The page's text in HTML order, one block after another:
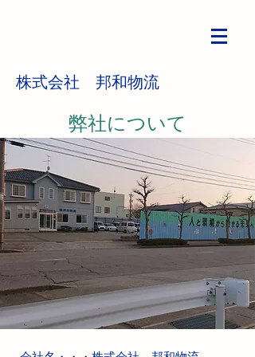
株式会社 邦和物流
弊社について